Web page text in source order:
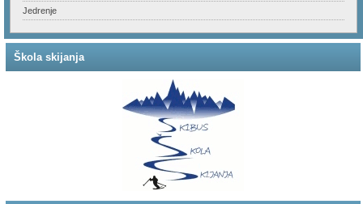
Jedrenje
Škola skijanja